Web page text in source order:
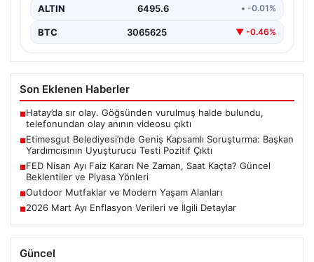
ALTIN 6495.6 • -0.01%
BTC 3065625 ▼ -0.46%
Son Eklenen Haberler
■Hatay’da sır olay. Göğsünden vurulmuş halde bulundu,
telefonundan olay anının videosu çıktı
■Etimesgut Belediyesi’nde Geniş Kapsamlı Soruşturma: Başkan
Yardımcısının Uyuşturucu Testi Pozitif Çıktı
■FED Nisan Ayı Faiz Kararı Ne Zaman, Saat Kaçta? Güncel
Beklentiler ve Piyasa Yönleri
■Outdoor Mutfaklar ve Modern Yaşam Alanları
■2026 Mart Ayı Enflasyon Verileri ve İlgili Detaylar
Güncel